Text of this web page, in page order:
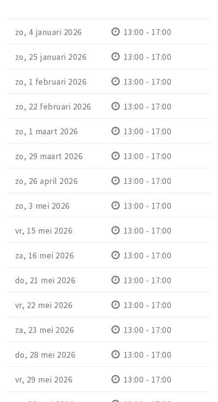
zo, 4 januari 2026 13:00 - 17:00
zo, 25 januari 2026 13:00 - 17:00
zo, 1 februari 2026 13:00 - 17:00
zo, 22 februari 2026 13:00 - 17:00
zo, 1 maart 2026 13:00 - 17:00
zo, 29 maart 2026 13:00 - 17:00
zo, 26 april 2026 13:00 - 17:00
zo, 3 mei 2026 13:00 - 17:00
vr, 15 mei 2026 13:00 - 17:00
za, 16 mei 2026 13:00 - 17:00
do, 21 mei 2026 13:00 - 17:00
vr, 22 mei 2026 13:00 - 17:00
za, 23 mei 2026 13:00 - 17:00
do, 28 mei 2026 13:00 - 17:00
vr, 29 mei 2026 13:00 - 17:00